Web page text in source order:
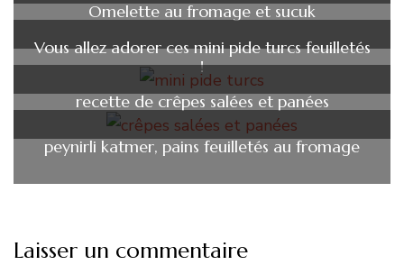
Omelette au fromage et sucuk
Vous allez adorer ces mini pide turcs feuilletés
!
recette de crêpes salées et panées
peynirli katmer, pains feuilletés au fromage
Laisser un commentaire